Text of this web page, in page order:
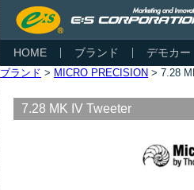
HOME ブランド デモカー
ブランド > MICRO PRECISION > 7.28
7.28 MK IV Tweeter